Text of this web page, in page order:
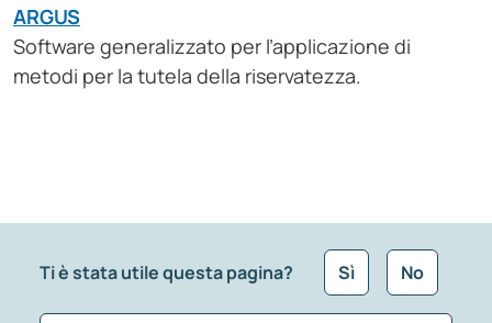
ARGUS
Software generalizzato per l’applicazione di
metodi per la tutela della riservatezza.
Ti è stata utile questa pagina? Sì No